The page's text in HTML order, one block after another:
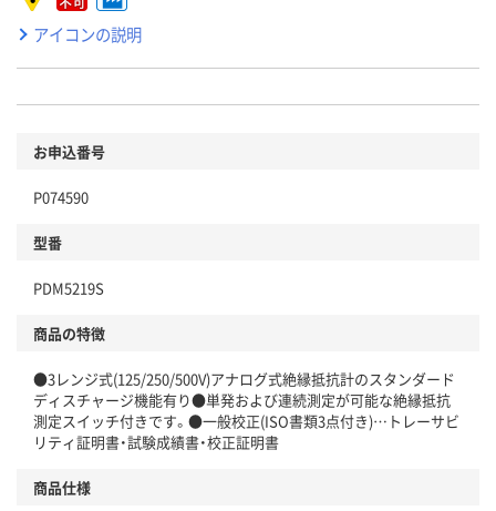
アイコンの説明
お申込番号
P074590
型番
PDM5219S
商品の特徴
●3レンジ式(125/250/500V)アナログ式絶縁抵抗計のスタンダード
ディスチャージ機能有り●単発および連続測定が可能な絶縁抵抗
測定スイッチ付きです。●一般校正(ISO書類3点付き)…トレーサビ
リティ証明書・試験成績書・校正証明書
商品仕様